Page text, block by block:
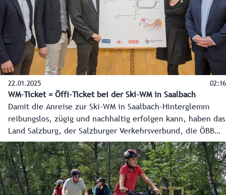
22.01.2025 02:16
WM-Ticket = Öffi-Ticket bei der Ski-WM in Saalbach
Damit die Anreise zur Ski-WM in Saalbach-Hinterglemm
reibungslos, zügig und nachhaltig erfolgen kann, haben das
Land Salzburg, der Salzburger Verkehrsverbund, die ÖBB
und die WM-Gemeinde einige Hebel in Bewegung gesetzt.
Die Eintrittskarte gilt als Öffiticket und es wurden 4.000
Sitzplätze in Bus und Bahn zusätzlich pro Tag geschaffen.